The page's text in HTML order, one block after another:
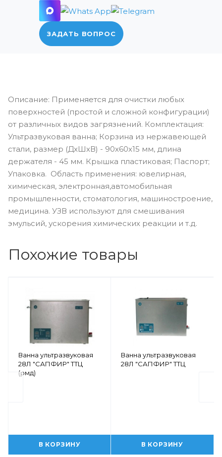
ЗАДАТЬ ВОПРОС
Описание: Применяется для очистки любых
поверхностей (простой и сложной конфигурации)
от различных видов загрязнений. Комплектация:
Ультразвуковая ванна; Корзина из нержавеющей
стали, размер (ДхШхВ) - 90х60х15 мм, длина
держателя - 45 мм. Крышка пластиковая; Паспорт;
Упаковка. Область применения: ювелирная,
химическая, электронная,автомобильная
промышленности, стоматология, машиностроение,
медицина. УЗВ используют для смешивания
эмульсий, ускорения химических реакции и т.д.
Похожие товары
Ванна ультразвуковая
28Л "САПФИР" ТТЦ
(рмд)
В КОРЗИНУ
Ванна ультразвуковая
28Л "САПФИР" ТТЦ
В КОРЗИНУ